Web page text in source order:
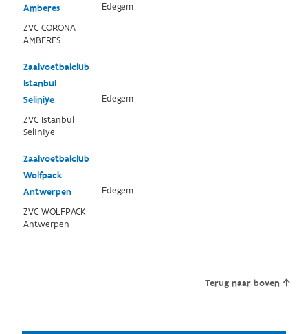
Amberes
ZVC CORONA
AMBERES
Edegem
Zaalvoetbalclub
Istanbul
Seliniye
ZVC Istanbul
Seliniye
Edegem
Zaalvoetbalclub
Wolfpack
Antwerpen
ZVC WOLFPACK
Antwerpen
Edegem
Terug naar boven